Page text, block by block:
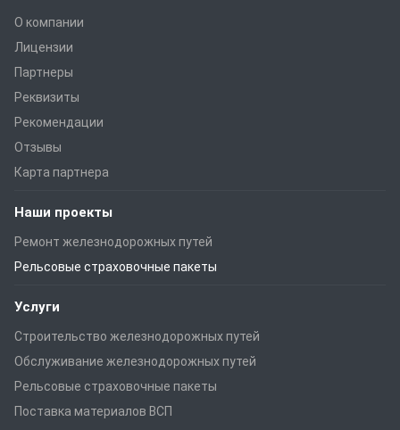
О компании
Лицензии
Партнеры
Реквизиты
Рекомендации
Отзывы
Карта партнера
Наши проекты
Ремонт железнодорожных путей
Рельсовые страховочные пакеты
Услуги
Строительство железнодорожных путей
Обслуживание железнодорожных путей
Рельсовые страховочные пакеты
Поставка материалов ВСП